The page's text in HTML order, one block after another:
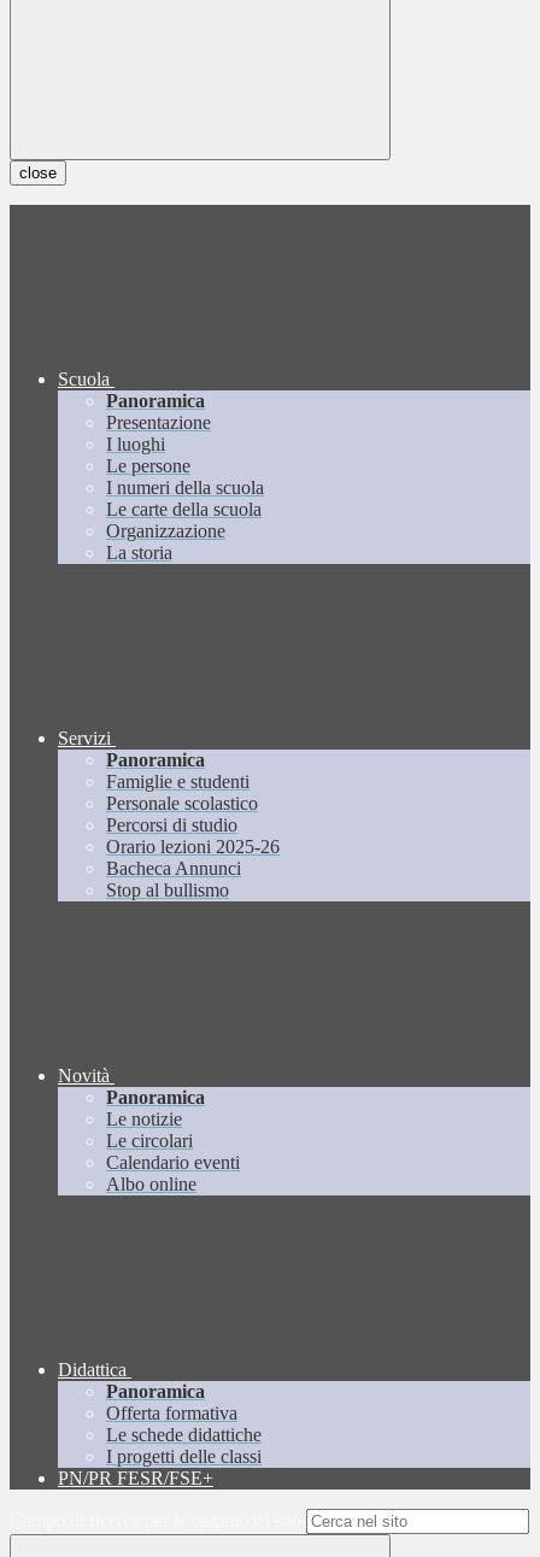
close
Scuola
Panoramica
Presentazione
I luoghi
Le persone
I numeri della scuola
Le carte della scuola
Organizzazione
La storia
Servizi
Panoramica
Famiglie e studenti
Personale scolastico
Percorsi di studio
Orario lezioni 2025-26
Bacheca Annunci
Stop al bullismo
Novità
Panoramica
Le notizie
Le circolari
Calendario eventi
Albo online
Didattica
Panoramica
Offerta formativa
Le schede didattiche
I progetti delle classi
PN/PR FESR/FSE+